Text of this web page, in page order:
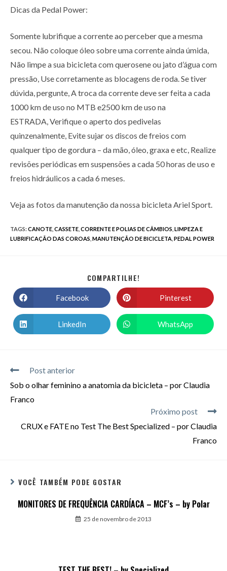
Dicas da Pedal Power:
Somente lubrifique a corrente ao perceber que a mesma
secou. Não coloque óleo sobre uma corrente ainda úmida,
Não limpe a sua bicicleta com querosene ou jato d’água com
pressão, Use corretamente as blocagens de roda. Se tiver
dúvida, pergunte, A troca da corrente deve ser feita a cada
1000 km de uso no MTB e2500 km de uso na
ESTRADA, Verifique o aperto dos pedivelas
quinzenalmente, Evite sujar os discos de freios com
qualquer tipo de gordura – da mão, óleo, graxa e etc, Realize
revisões periódicas em suspensões a cada 50 horas de uso e
freios hidráulicos a cada 6 meses.
Veja as fotos da manutenção da nossa bicicleta Ariel Sport.
TAGS:CANOTE CASSETE CORRENTE E POLIAS DE CÂMBIOS LIMPEZA E
LUBRIFICAÇÃO DAS COROAS MANUTENÇÃO DE BICICLETA PEDAL POWER
COMPARTILHE!
Facebook Pinterest
LinkedIn WhatsApp
Post anterior
Sob o olhar feminino a anatomia da bicicleta – por Claudia
Franco
Próximo post
CRUX e FATE no Test The Best Specialized – por Claudia
Franco
VOCÊ TAMBÉM PODE GOSTAR
MONITORES DE FREQUÊNCIA CARDÍACA – MCF’s – by Polar
25 de novembro de 2013